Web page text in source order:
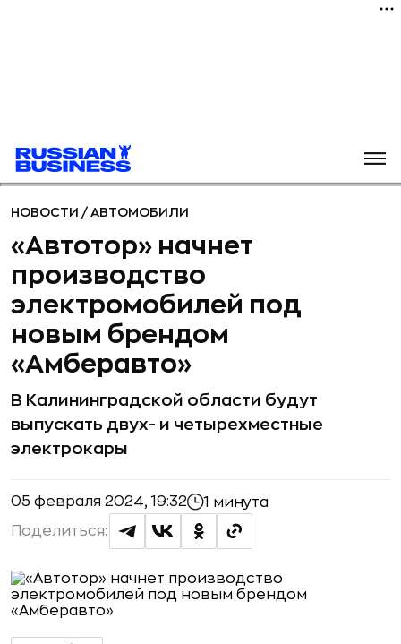
НОВОСТИ / АВТОМОБИЛИ
«Автотор» начнет
производство
электромобилей под
новым брендом
«Амберавто»
В Калининградской области будут
выпускать двух- и четырехместные
электрокары
05 февраля 2024, 19:32 1 минута
Поделиться: